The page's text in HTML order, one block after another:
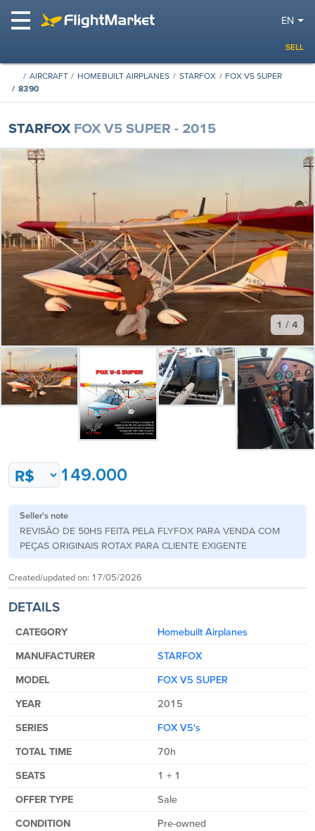
EN
SELL
AIRCRAFT HOMEBUILT AIRPLANES STARFOX
FOX V5 SUPER
8390
STARFOX FOX V5 SUPER - 2015
1 / 4
149.000
Seller's note
REVISÃO DE 50HS FEITA PELA FLYFOX PARA VENDA COM
PEÇAS ORIGINAIS ROTAX PARA CLIENTE EXIGENTE
Created/updated on: 17/05/2026
DETAILS
CATEGORY Homebuilt Airplanes
MANUFACTURER STARFOX
MODEL FOX V5 SUPER
YEAR 2015
SERIES FOX V5's
TOTAL TIME 70h
SEATS 1 + 1
OFFER TYPE Sale
CONDITION Pre-owned